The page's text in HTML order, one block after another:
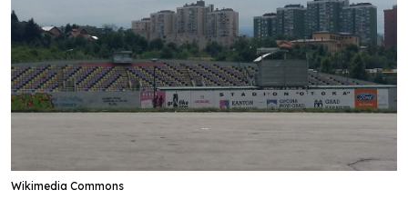
Wikimedia Commons